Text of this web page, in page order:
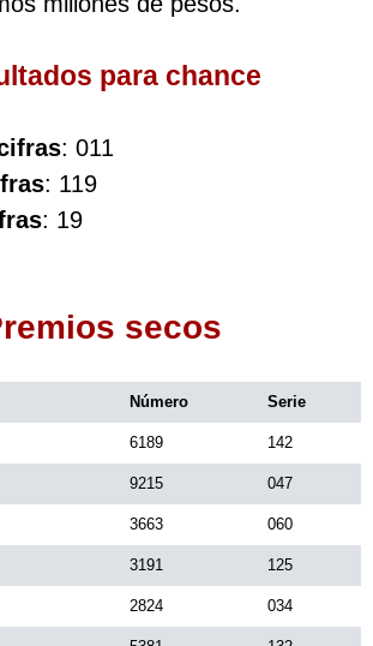
Día
Noche
para chance
: 011
: 119
: 19
secos
Número Serie
6189 142
9215 047
3663 060
3191 125
2824 034